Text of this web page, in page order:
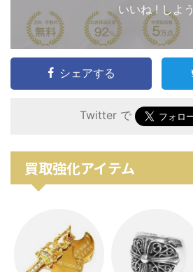
いいね ! しよう
シェアする
Twitter で
買取強化アイテム